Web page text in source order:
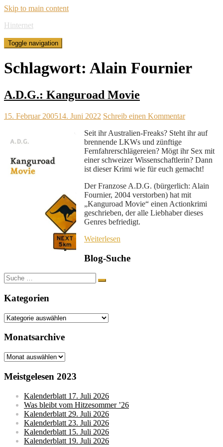
Skip to main content
Hinternet
Toggle navigation
Schlagwort: Alain Fournier
A.D.G.: Kanguroad Movie
15. Februar 200514. Juni 2022 Schreib einen Kommentar
Seit ihr Australien-Freaks? Steht ihr auf
brennende LKWs und zünftige
Fernfahrerschlägereien? Mögt ihr Sex mit
einer schweizer Wissenschaftlerin? Dann
ist dieser Krimi wie für euch gemacht!
Der Franzose A.D.G. (bürgerlich: Alain
Fournier, 2004 verstorben) hat mit
„Kanguroad Movie“ einen Actionkrimi
geschrieben, der alle Liebhaber dieses
Genres befriedigt.
Weiterlesen
Blog-Suche
Suche
nach:
Kategorien
Kategorien
Monatsarchive
Monatsarchive
Meistgelesen 2023
Kalenderblatt 17. Juli 2026
Was bleibt vom Hitzesommer ’26
Kalenderblatt 29. Juli 2026
Kalenderblatt 23. Juli 2026
Kalenderblatt 15. Juli 2026
Kalenderblatt 19. Juli 2026